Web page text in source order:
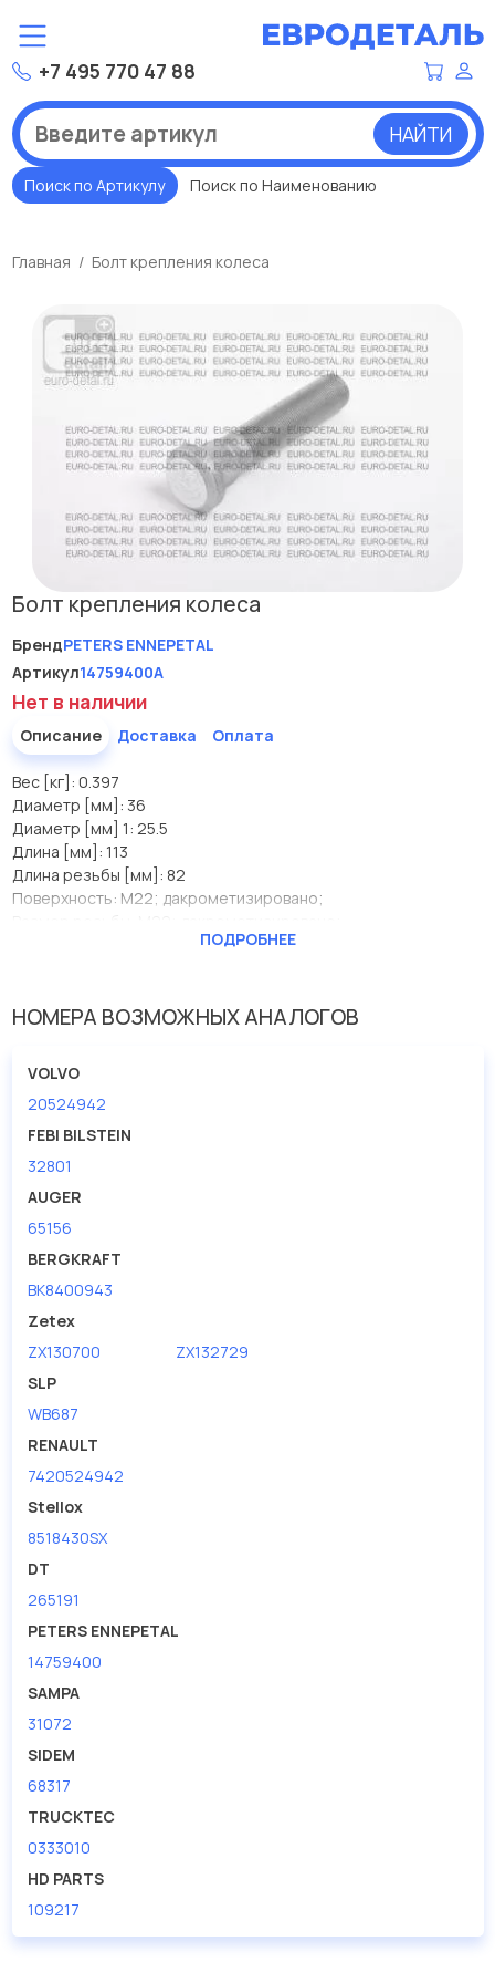
+7 495 770 47 88
НАЙТИ
Поиск по Артикулу Поиск по Наименованию
Главная Болт крепления колеса
Болт крепления колеса
БрендPETERS ENNEPETAL
Артикул14759400A
Нет в наличии
Описание Доставка Оплата
Вес [кг]: 0.397
Диаметр [мм]: 36
Диаметр [мм] 1: 25.5
Длина [мм]: 113
Длина резьбы [мм]: 82
Поверхность: M22; дакрометизировано;
Вес [кг]
0.397
Длина [мм]
Длина резьбы [мм]
Поверхность
Шаг резьбы [мм] 2
ПОДРОБНЕЕ
НОМЕРА ВОЗМОЖНЫХ АНАЛОГОВ
VOLVO
20524942
FEBI BILSTEIN
32801
AUGER
65156
BERGKRAFT
BK8400943
Zetex
ZX130700
ZX132729
SLP
WB687
RENAULT
7420524942
Stellox
8518430SX
DT
265191
PETERS ENNEPETAL
14759400
SAMPA
31072
SIDEM
68317
TRUCKTEC
0333010
HD PARTS
109217